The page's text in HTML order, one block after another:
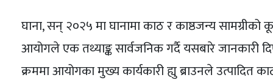
घाना, सन् २०२५ मा घानामा काठ र काष्ठजन्य
आयोगले एक तथ्याङ्क सार्वजनिक गर्दै यसबारे जानकारी
क्रममा आयोगका मुख्य कार्यकारी ह्यु ब्राउनले उत्पादित